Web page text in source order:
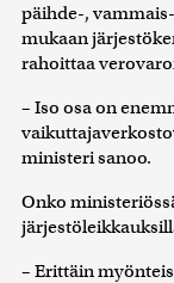
päihde-,
mukaan
rahoittaa
– Iso osa on
ministeri sanoo.
Onko
– Erittäin